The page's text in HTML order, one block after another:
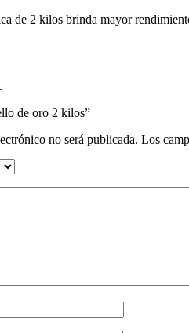
de 2 kilos brinda mayor
de oro 2 kilos”
no será publicada. Los